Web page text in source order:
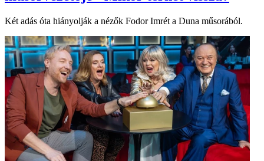
Két adás óta hiányolják a nézők Fodor Imrét a Duna műsorából.